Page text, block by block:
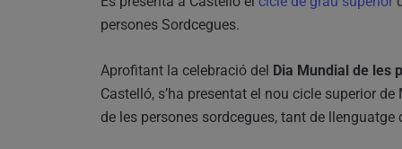
persones Sordcegues.
Aprofitant la celebració del Dia Mundial de les
Castelló, s’ha presentat el nou cicle superior
de les persones sordcegues, tant de